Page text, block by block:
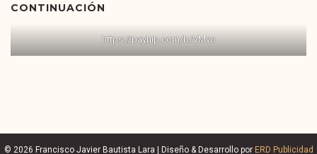
CONTINUACIÓN
https://payhip.com/b/VMvo
© 2026 Francisco Javier Bautista Lara | Diseño & Desarrollo por ERD Publicidad